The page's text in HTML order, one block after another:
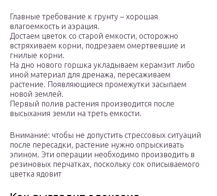
Главные требование к грунту – хорошая
влагоемкость и аэрация.
Достаем цветок со старой емкости, осторожно
встряхиваем корни, подрезаем омертвевшие и
гнилые корни.
На дно нового горшка укладываем керамзит либо
иной материал для дренажа, пересаживаем
растение. Появляющиеся промежутки засыпаем
новой землей.
Первый полив растения производится после
высыхания земли на треть емкости.
Внимание: чтобы не допустить стрессовых ситуаций
после пересадки, растение нужно опрыскивать
эпином. Эти операции необходимо производить в
резиновых перчатках, поскольку сок описываемого
цветка ядовит